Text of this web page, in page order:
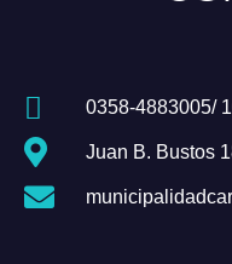
0358-4883005/
Juan B. Bustos